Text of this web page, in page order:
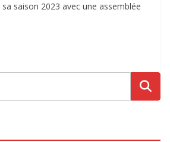
saison 2023 avec une assemblée